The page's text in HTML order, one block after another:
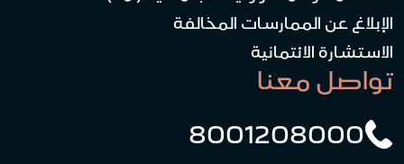
الإبلاغ عن الممارسات المخالفة
الاستشارة الائتمانية
تواصل معنا
8001208000